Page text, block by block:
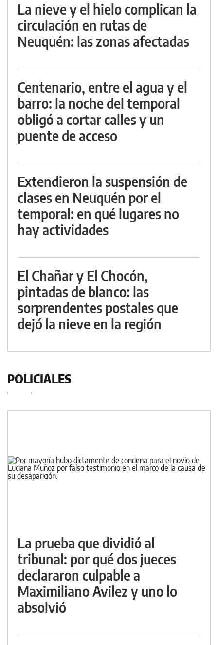
La nieve y el hielo complican la
circulación en rutas de
Neuquén: las zonas afectadas
Centenario, entre el agua y el
barro: la noche del temporal
obligó a cortar calles y un
puente de acceso
Extendieron la suspensión de
clases en Neuquén por el
temporal: en qué lugares no
hay actividades
El Chañar y El Chocón,
pintadas de blanco: las
sorprendentes postales que
dejó la nieve en la región
POLICIALES
La prueba que dividió al
tribunal: por qué dos jueces
declararon culpable a
Maximiliano Avilez y uno lo
absolvió